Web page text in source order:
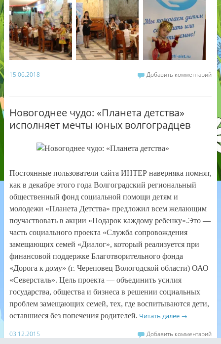
15.06.2018 Добавить комментарий
Новогоднее чудо: «Планета детства»
исполняет мечты юных волгоградцев
Постоянные пользователи сайта ИНТЕР наверняка помнят,
как в декабре этого года Волгоградский региональный
общественный фонд социальной помощи детям и
молодежи «Планета Детства» предложил всем желающим
поучаствовать в акции «Подарок каждому ребенку».Это —
часть социального проекта «Служба сопровождения
замещающих семей «Диалог», который реализуется при
финансовой поддержке Благотворительного фонда
«Дорога к дому» (г. Череповец Вологодской области) ОАО
«Северсталь». Цель проекта — объединить усилия
государства, общества и бизнеса в решении социальных
проблем замещающих семей, тех, где воспитываются дети,
оставшиеся без попечения родителей. Читать далее →
03.12.2015 Добавить комментарий